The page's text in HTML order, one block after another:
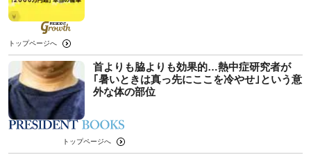
トップページへ
首よりも脇よりも効果的…熱中症研究者が
｢暑いときは真っ先にここを冷やせ｣という意
外な体の部位
トップページへ